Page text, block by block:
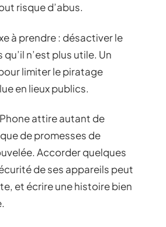
risque d’abus.
à prendre : désactiver le
qu’il n’est plus utile. Un
limiter le piratage
en lieux publics.
attire autant de
de promesses de
Accorder quelques
de ses appareils peut
et écrire une histoire bien